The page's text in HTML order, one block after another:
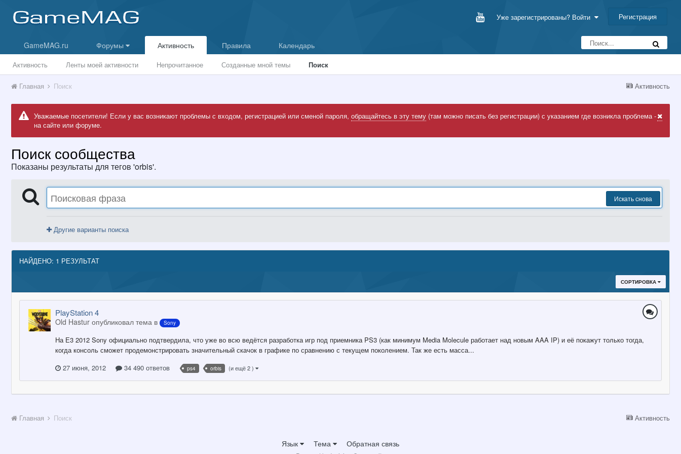
Уже зарегистрированы? Войти Регистрация
GameMAG.ru Форумы Активность
Активность Ленты моей активности Непрочитанное Созданные мной темы Поиск
Правила Календарь
Активность
Главная Поиск
Уважаемые посетители! Если у вас возникают проблемы с входом, регистрацией или сменой пароля, обращайтесь в эту тему(там можно писать без регистрации) с указанием где возникла проблема -
на сайте или форуме.
Поиск сообщества
Показаны результаты для тегов 'orbis'.
Искать снова
Другие варианты поиска
НАЙДЕНО: 1 РЕЗУЛЬТАТ
СОРТИРОВКА
PlayStation 4
Old Hastur опубликовал тема в Sony
На Е3 2012 Sony официально подтвердила, что уже во всю ведётся разработка игр под приемника PS3 (как минимум Media Molecule работает над новым AAA IP) и её покажут только тогда,
когда консоль сможет продемонстрировать значительный скачок в графике по сравнению с текущем поколением. Так же есть масса...
27 июня, 2012
34 490 ответов ps4 orbis (и ещё 2 )
Активность
Главная Поиск
Язык Тема Обратная связь